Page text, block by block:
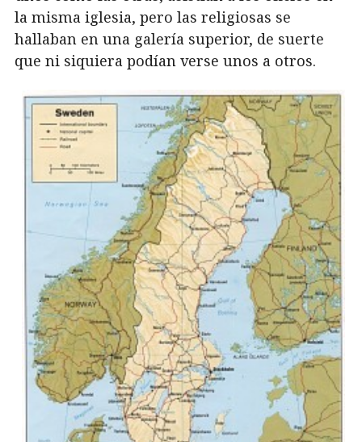
la misma iglesia, pero las religiosas se
hallaban en una galería superior, de suerte
que ni siquiera podían verse unos a otros.